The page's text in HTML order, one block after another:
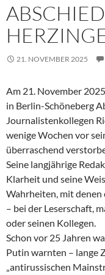
21. NOVEMBER 2025
Am 21. November
in Berlin-Schöneberg
Journalistenkollegen
wenige Wochen vor
überraschend
Seine langjährige
Klarheit und seine
Wahrheiten, mit
– bei der Leserschaft,
oder seinen Kollegen.
Schon vor 25 Jahren
Putin warnten – lange
„antirussischen